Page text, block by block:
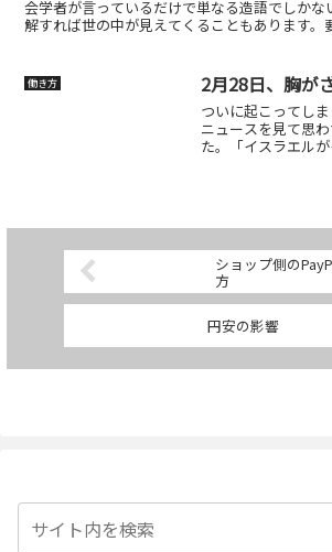
会学者が言っているだけで単なる造語でしか
解すれば世の中が見えてくることもあります。
働き方 2月28日、胸が
ついに起こってしま
ニュースを見て思
た。「イスラエル
ショップ側の
方
円安の影響